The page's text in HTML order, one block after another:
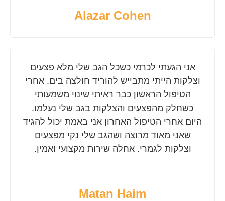
Alazar Cohen
אני הגעתי לכרמי כשכל הגב שלי מלא פצעים
וצלקות הייתי מתבייש להוריד חולצה בים. אחרי
הטיפול הראשון כבר ראיתי שינוי משמעותי
כשחלק מהפצעים והצלקות בגב שלי נעלמו.
היום אחרי הטיפול האחרון אני באמת יכול להגיד
שאני מאוד מרוצה ושהגב שלי נקי מפצעים
וצלקות לגמרי. אחלה שירות מקצועי ואמין.
Matan Haim